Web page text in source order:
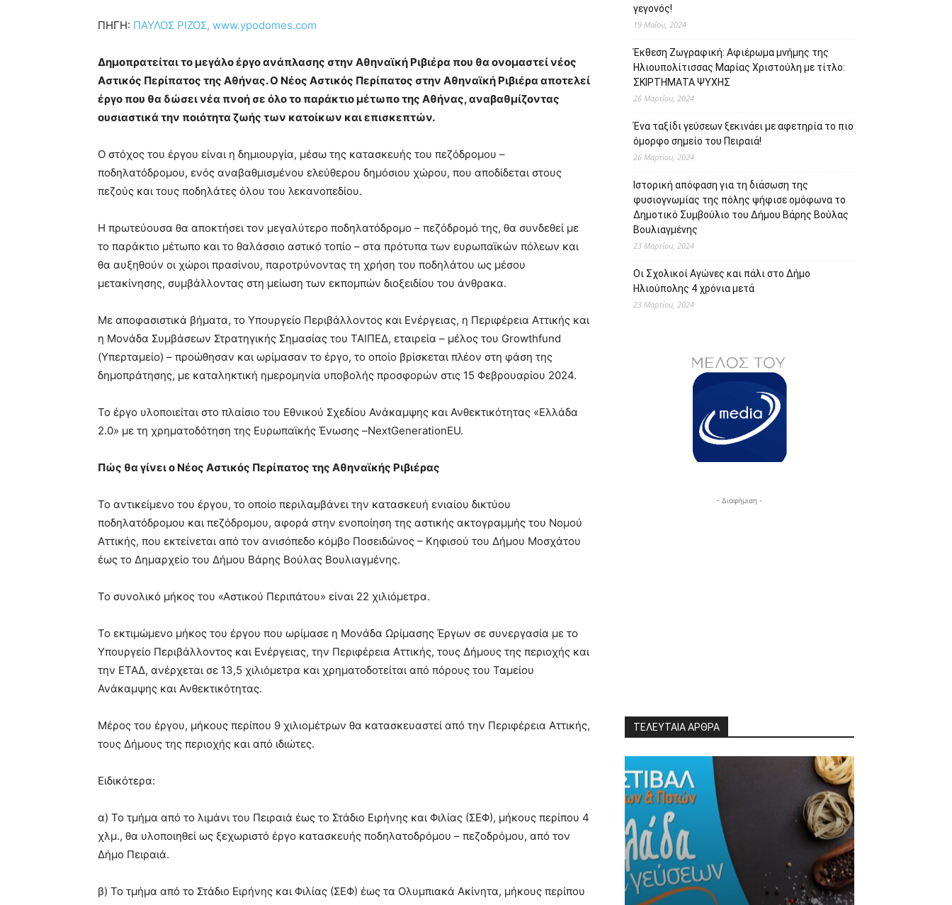
ΠΗΓΗ: ΠΑΥΛΟΣ ΡΙΖΟΣ, www.ypodomes.com
Δημοπρατείται το μεγάλο έργο ανάπλασης στην Αθηναϊκή Ριβιέρα που θα ονομαστεί νέος
Αστικός Περίπατος της Αθήνας. O Νέος Αστικός Περίπατος στην Αθηναϊκή Ριβιέρα αποτελεί
έργο που θα δώσει νέα πνοή σε όλο το παράκτιο μέτωπο της Αθήνας, αναβαθμίζοντας
ουσιαστικά την ποιότητα ζωής των κατοίκων και επισκεπτών.
Ο στόχος του έργου είναι η δημιουργία, μέσω της κατασκευής του πεζόδρομου –
ποδηλατόδρομου, ενός αναβαθμισμένου ελεύθερου δημόσιου χώρου, που αποδίδεται στους
πεζούς και τους ποδηλάτες όλου του λεκανοπεδίου.
Η πρωτεύουσα θα αποκτήσει τον μεγαλύτερο ποδηλατόδρομο – πεζόδρομό της, θα συνδεθεί με
το παράκτιο μέτωπο και το θαλάσσιο αστικό τοπίο – στα πρότυπα των ευρωπαϊκών πόλεων και
θα αυξηθούν οι χώροι πρασίνου, παροτρύνοντας τη χρήση του ποδηλάτου ως μέσου
μετακίνησης, συμβάλλοντας στη μείωση των εκπομπών διοξειδίου του άνθρακα.
Με αποφασιστικά βήματα, το Υπουργείο Περιβάλλοντος και Ενέργειας, η Περιφέρεια Αττικής και
η Μονάδα Συμβάσεων Στρατηγικής Σημασίας του ΤΑΙΠΕΔ, εταιρεία – μέλος του Growthfund
(Υπερταμείο) – προώθησαν και ωρίμασαν το έργο, το οποίο βρίσκεται πλέον στη φάση της
δημοπράτησης, με καταληκτική ημερομηνία υποβολής προσφορών στις 15 Φεβρουαρίου 2024.
Το έργο υλοποιείται στο πλαίσιο του Εθνικού Σχεδίου Ανάκαμψης και Ανθεκτικότητας «Ελλάδα
2.0» με τη χρηματοδότηση της Ευρωπαϊκής Ένωσης –NextGenerationEU.
Πώς θα γίνει ο Νέος Αστικός Περίπατος της Αθηναϊκής Ριβιέρας
Το αντικείμενο του έργου, το οποίο περιλαμβάνει την κατασκευή ενιαίου δικτύου
ποδηλατόδρομου και πεζόδρομου, αφορά στην ενοποίηση της αστικής ακτογραμμής του Νομού
Αττικής, που εκτείνεται από τον ανισόπεδο κόμβο Ποσειδώνος – Κηφισού του Δήμου Μοσχάτου
έως το Δημαρχείο του Δήμου Βάρης Βούλας Βουλιαγμένης.
Το συνολικό μήκος του «Αστικού Περιπάτου» είναι 22 χιλιόμετρα.
Το εκτιμώμενο μήκος του έργου που ωρίμασε η Μονάδα Ωρίμασης Έργων σε συνεργασία με το
Υπουργείο Περιβάλλοντος και Ενέργειας, την Περιφέρεια Αττικής, τους Δήμους της περιοχής και
την ΕΤΑΔ, ανέρχεται σε 13,5 χιλιόμετρα και χρηματοδοτείται από πόρους του Ταμείου
Ανάκαμψης και Ανθεκτικότητας.
Μέρος του έργου, μήκους περίπου 9 χιλιομέτρων θα κατασκευαστεί από την Περιφέρεια Αττικής,
τους Δήμους της περιοχής και από ιδιώτες.
Ειδικότερα:
α) Το τμήμα από το λιμάνι του Πειραιά έως το Στάδιο Ειρήνης και Φιλίας (ΣΕΦ), μήκους περίπου 4
χλμ., θα υλοποιηθεί ως ξεχωριστό έργο κατασκευής ποδηλατοδρόμου – πεζοδρόμου, από τον
Δήμο Πειραιά.
β) Το τμήμα από το Στάδιο Ειρήνης και Φιλίας (ΣΕΦ) έως τα Ολυμπιακά Ακίνητα, μήκους περίπου
γεγονός!
19 Μαΐου, 2024
Έκθεση Ζωγραφική: Αφιέρωμα μνήμης της
Ηλιουπολίτισσας Μαρίας Χριστούλη με τίτλο:
ΣΚΙΡΤΗΜΑΤΑ ΨΥΧΗΣ
26 Μαρτίου, 2024
Ένα ταξίδι γεύσεων ξεκινάει με αφετηρία το πιο
όμορφο σημείο του Πειραιά!
26 Μαρτίου, 2024
Ιστορική απόφαση για τη διάσωση της
φυσιογνωμίας της πόλης ψήφισε ομόφωνα το
Δημοτικό Συμβούλιο του Δήμου Βάρης Βούλας
Βουλιαγμένης
23 Μαρτίου, 2024
Οι Σχολικοί Αγώνες και πάλι στο Δήμο
Ηλιούπολης 4 χρόνια μετά
23 Μαρτίου, 2024
- Διαφήμιση -
ΤΕΛΕΥΤΑΙΑ ΑΡΘΡΑ
ΒΆΡΗ, ΒΟΎΛΑ, ΒΟΥΛΙΑΓΜΈΝΗ